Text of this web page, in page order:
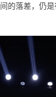
的落差，仍